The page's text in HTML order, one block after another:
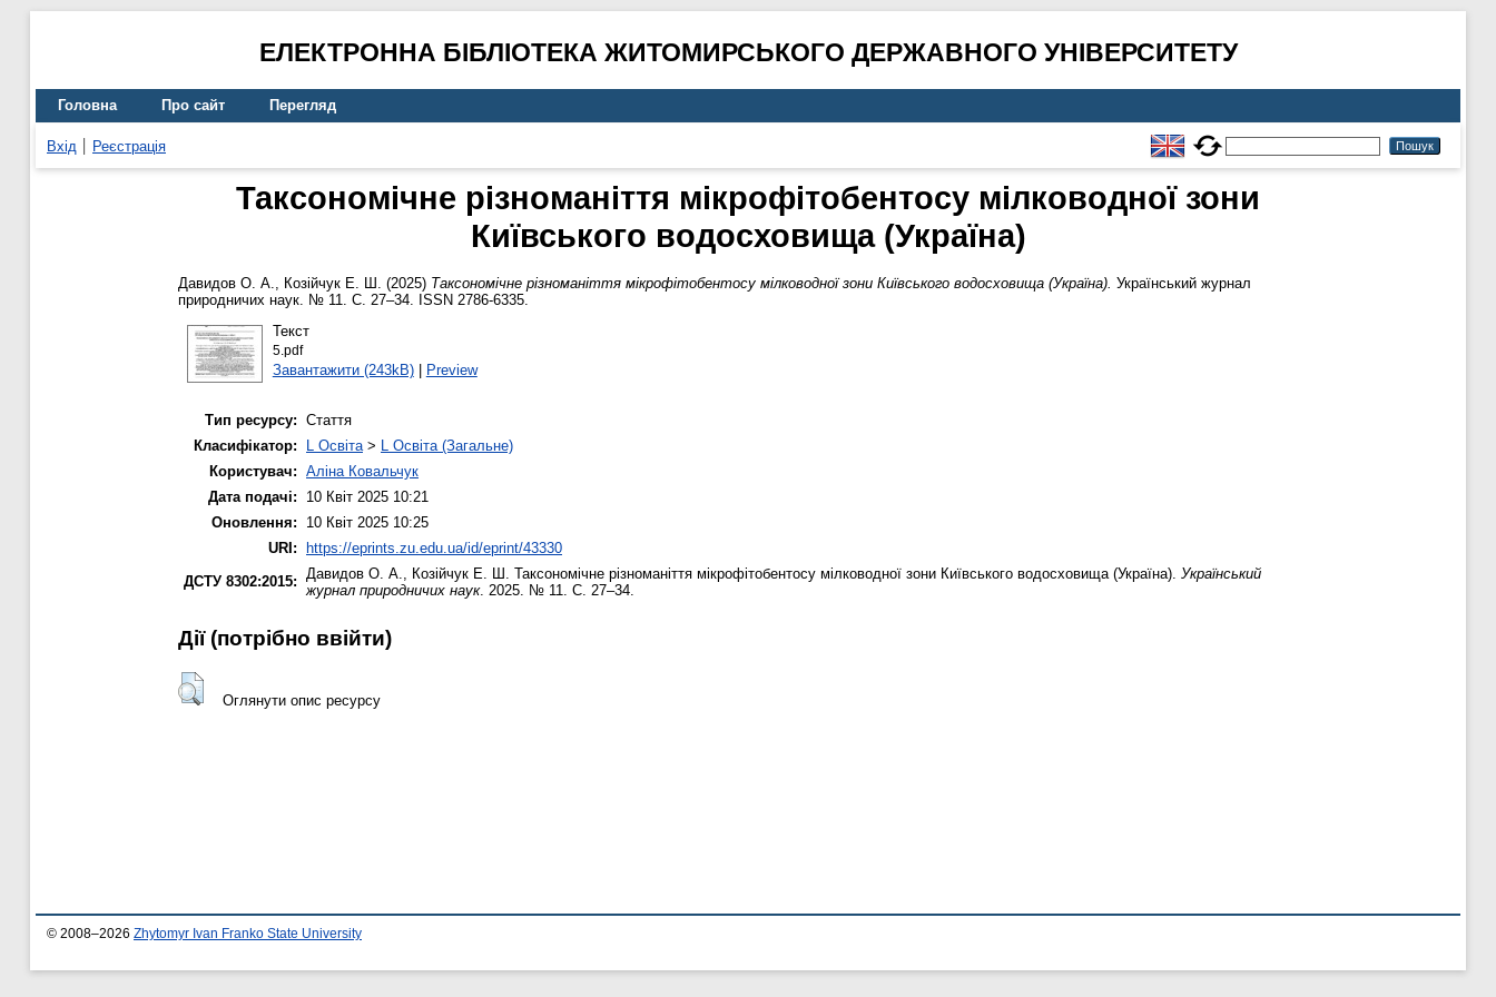
ЕЛЕКТРОННА БІБЛІОТЕКА ЖИТОМИРСЬКОГО ДЕРЖАВНОГО УНІВЕРСИТЕТУ
Головна Про сайт Перегляд
Вхід Реєстрація
Таксономічне різноманіття мікрофітобентосу мілководної зони
Київського водосховища (Україна)
Давидов О. А., Козійчук Е. Ш. (2025) Таксономічне різноманіття мікрофітобентосу мілководної зони Київського водосховища (Україна). Український журнал
природничих наук. № 11. С. 27–34. ISSN 2786-6335.
Текст
5.pdf
Завантажити (243kB)| Preview
Тип ресурсу: Стаття
Класифікатор:
L Освіта> L Освіта (Загальне)
Користувач: Аліна Ковальчук
Дата подачі:
10 Квіт 2025 10:21
Оновлення:
10 Квіт 2025 10:25
URI:
https://eprints.zu.edu.ua/id/eprint/43330
ДСТУ 8302:2015: Давидов О. А., Козійчук Е. Ш. Таксономічне різноманіття мікрофітобентосу мілководної зони Київського водосховища (Україна). Український
журнал природничих наук. 2025. № 11. С. 27–34.
Дії ​​(потрібно ввійти)
Оглянути опис ресурсу
© 2008–2026 Zhytomyr Ivan Franko State University